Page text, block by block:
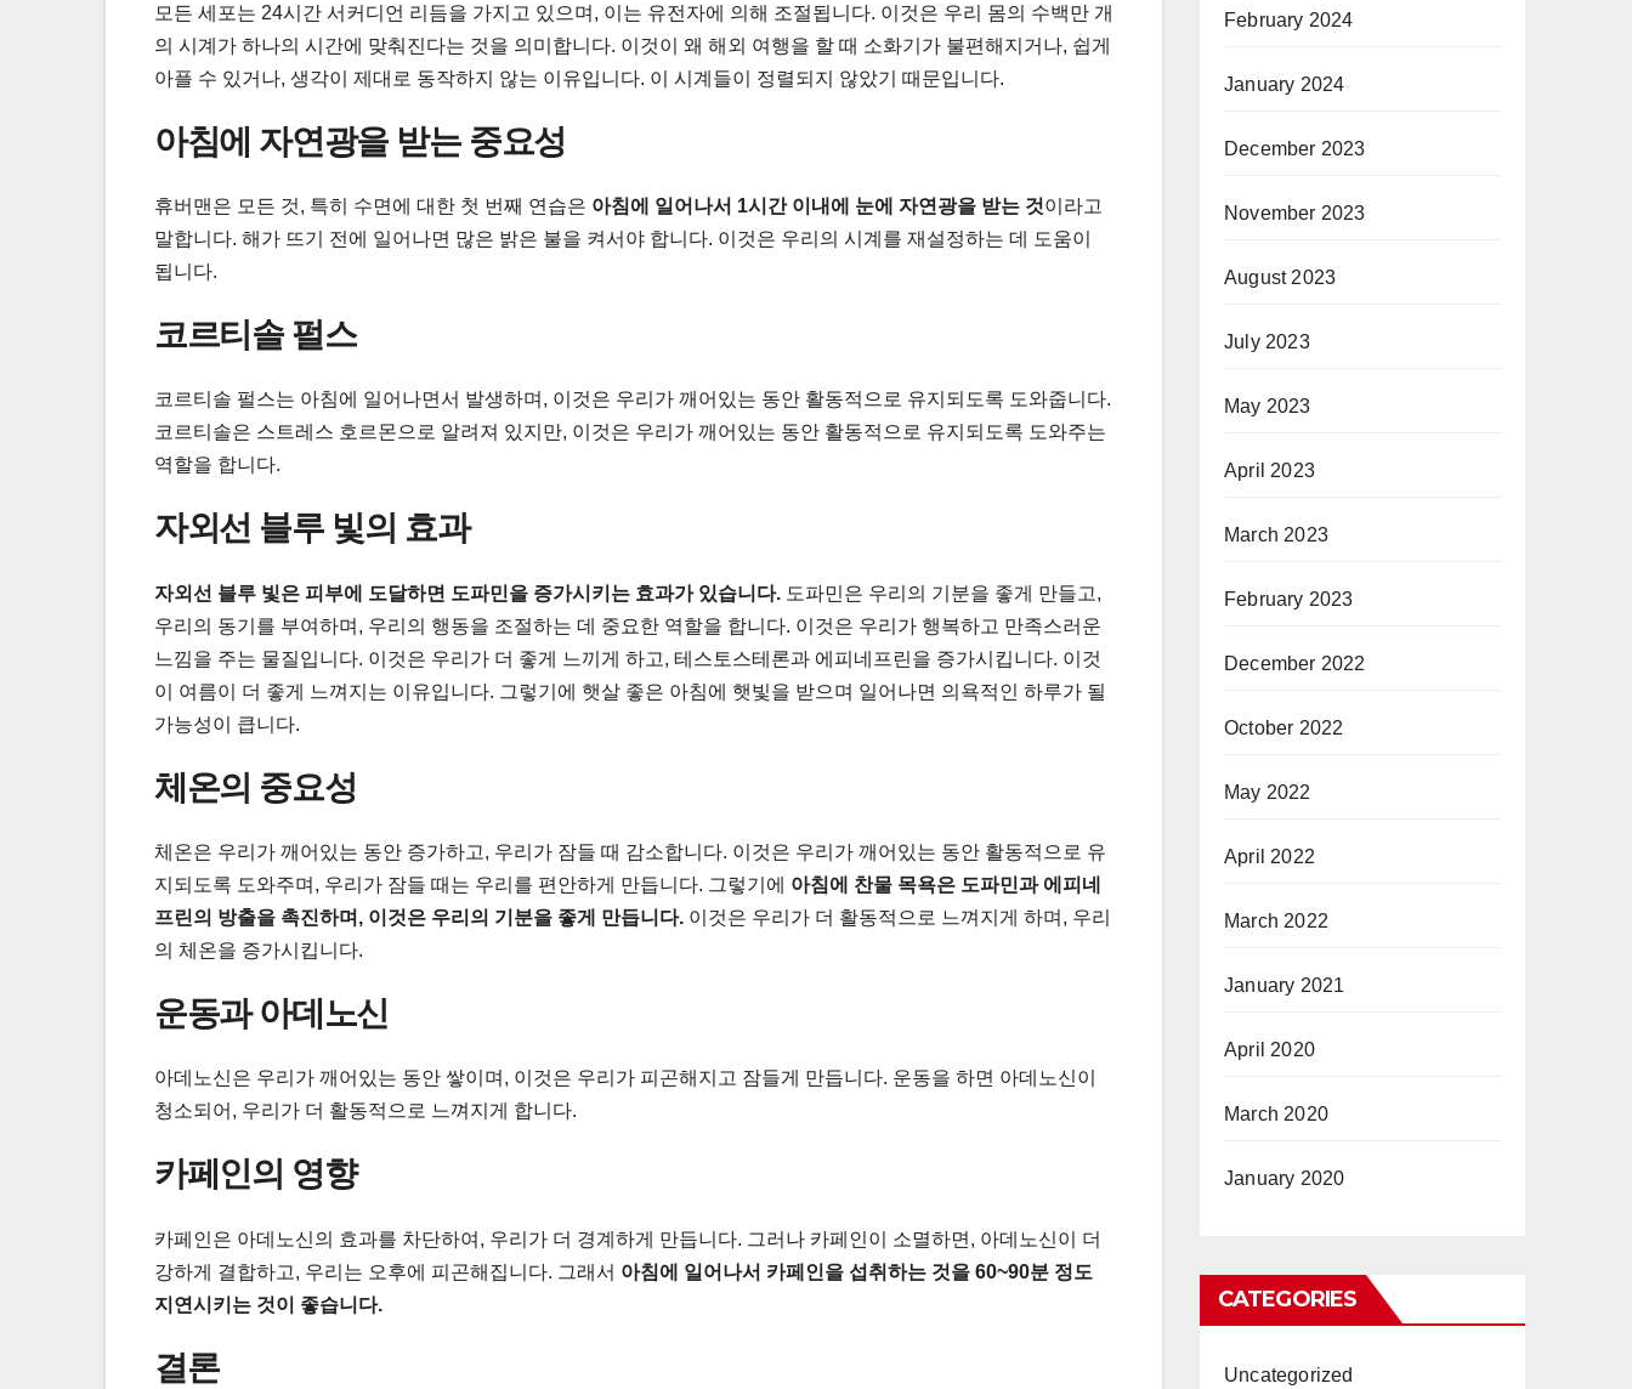
모든 세포는 24시간 서커디언 리듬을 가지고 있으며, 이는 유전자에 의해 조절됩니다. 이것은 우리 몸의 수백만 개
의 시계가 하나의 시간에 맞춰진다는 것을 의미합니다. 이것이 왜 해외 여행을 할 때 소화기가 불편해지거나, 쉽게
아플 수 있거나, 생각이 제대로 동작하지 않는 이유입니다. 이 시계들이 정렬되지 않았기 때문입니다.
아침에 자연광을 받는 중요성
휴버맨은 모든 것, 특히 수면에 대한 첫 번째 연습은 아침에 일어나서 1시간 이내에 눈에 자연광을 받는 것이라고
말합니다. 해가 뜨기 전에 일어나면 많은 밝은 불을 켜서야 합니다. 이것은 우리의 시계를 재설정하는 데 도움이
됩니다.
코르티솔 펄스
코르티솔 펄스는 아침에 일어나면서 발생하며, 이것은 우리가 깨어있는 동안 활동적으로 유지되도록 도와줍니다.
코르티솔은 스트레스 호르몬으로 알려져 있지만, 이것은 우리가 깨어있는 동안 활동적으로 유지되도록 도와주는
역할을 합니다.
자외선 블루 빛의 효과
자외선 블루 빛은 피부에 도달하면 도파민을 증가시키는 효과가 있습니다. 도파민은 우리의 기분을 좋게 만들고,
우리의 동기를 부여하며, 우리의 행동을 조절하는 데 중요한 역할을 합니다. 이것은 우리가 행복하고 만족스러운
느낌을 주는 물질입니다. 이것은 우리가 더 좋게 느끼게 하고, 테스토스테론과 에피네프린을 증가시킵니다. 이것
이 여름이 더 좋게 느껴지는 이유입니다. 그렇기에 햇살 좋은 아침에 햇빛을 받으며 일어나면 의욕적인 하루가 될
가능성이 큽니다.
체온의 중요성
체온은 우리가 깨어있는 동안 증가하고, 우리가 잠들 때 감소합니다. 이것은 우리가 깨어있는 동안 활동적으로 유
지되도록 도와주며, 우리가 잠들 때는 우리를 편안하게 만듭니다. 그렇기에 아침에 찬물 목욕은 도파민과 에피네
프린의 방출을 촉진하며, 이것은 우리의 기분을 좋게 만듭니다. 이것은 우리가 더 활동적으로 느껴지게 하며, 우리
의 체온을 증가시킵니다.
운동과 아데노신
아데노신은 우리가 깨어있는 동안 쌓이며, 이것은 우리가 피곤해지고 잠들게 만듭니다. 운동을 하면 아데노신이
청소되어, 우리가 더 활동적으로 느껴지게 합니다.
카페인의 영향
카페인은 아데노신의 효과를 차단하여, 우리가 더 경계하게 만듭니다. 그러나 카페인이 소멸하면, 아데노신이 더
강하게 결합하고, 우리는 오후에 피곤해집니다. 그래서 아침에 일어나서 카페인을 섭취하는 것을 60~90분 정도
지연시키는 것이 좋습니다.
결론
February 2024
January 2024
December 2023
November 2023
August 2023
July 2023
May 2023
April 2023
March 2023
February 2023
December 2022
October 2022
May 2022
April 2022
March 2022
January 2021
April 2020
March 2020
January 2020
CATEGORIES
Uncategorized